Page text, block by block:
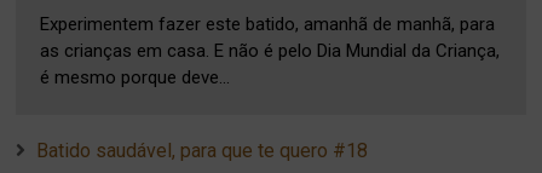
Experimentem fazer este batido, amanhã de manhã, para
as crianças em casa. E não é pelo Dia Mundial da Criança,
é mesmo porque deve...
Batido saudável, para que te quero #18